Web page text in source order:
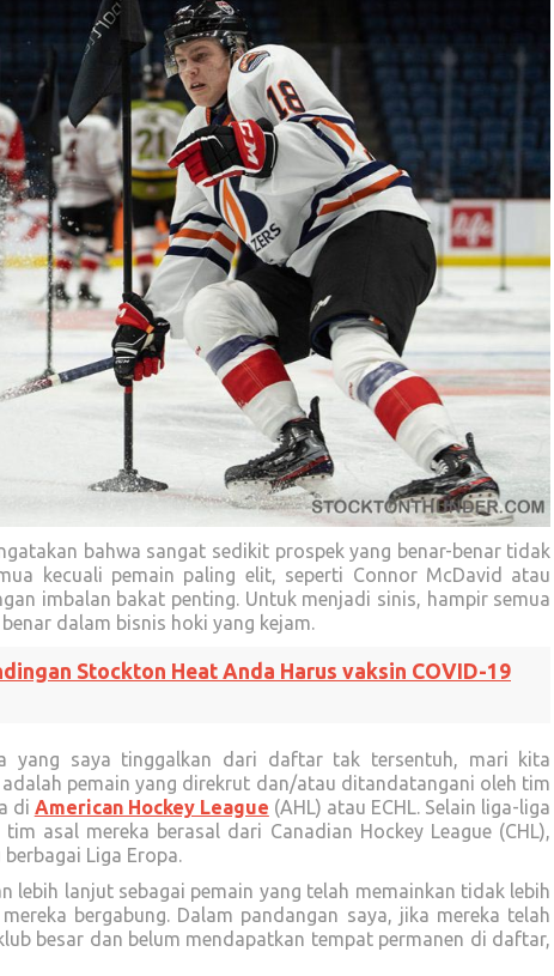
bahwa sangat sedikit prospek yang benar-benar tidak
kecuali pemain paling elit, seperti Connor McDavid atau
imbalan bakat penting. Untuk menjadi sinis, hampir semua
dalam bisnis hoki yang kejam.
Stockton Heat Anda Harus vaksin COVID-19
yang saya tinggalkan dari daftar tak tersentuh, mari kita
pemain yang direkrut dan/atau ditandatangani oleh tim
di American Hockey League (AHL) atau ECHL. Selain liga-liga
asal mereka berasal dari Canadian Hockey League (CHL),
Liga Eropa.
lebih lanjut sebagai pemain yang telah memainkan tidak lebih
bergabung. Dalam pandangan saya, jika mereka telah
besar dan belum mendapatkan tempat permanen di daftar,